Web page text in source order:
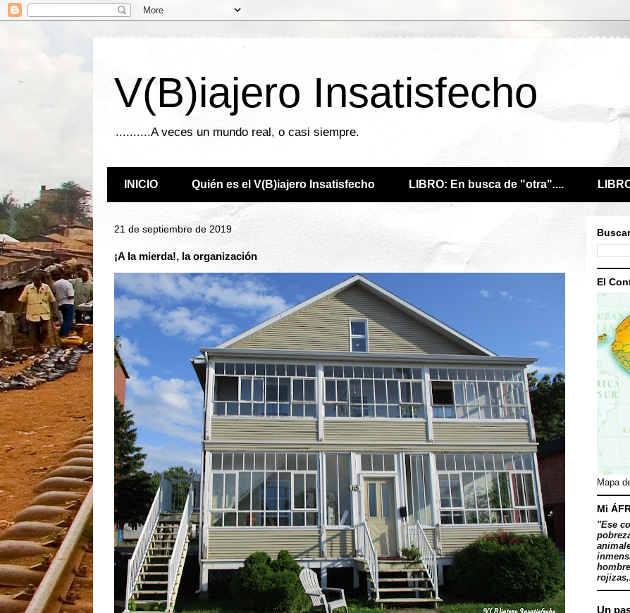
V(B)iajero Insatisfecho
..........A veces un mundo real, o casi siempre.
INICIO Quién es el V(B)iajero Insatisfecho LIBRO: En busca de "otra"....
21 de septiembre de 2019
¡A la mierda!, la organización
El
Mapa
Mi
"Ese
Un